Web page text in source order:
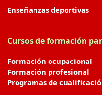
Enseñanzas deportivas
Cursos de formación
Formación ocupacional
Formación profesional
Programas de